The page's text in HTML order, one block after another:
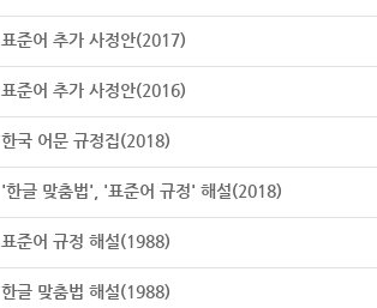
표준어 추가 사정안(2017)
표준어 추가 사정안(2016)
한국 어문 규정집(2018)
'한글 맞춤법', '표준어 규정' 해설(2018)
표준어 규정 해설(1988)
한글 맞춤법 해설(1988)